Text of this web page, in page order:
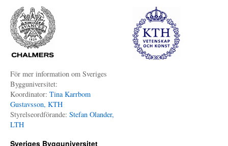
För mer information om Sveriges
Bygguniversitet:
Koordinator: Tina Karrbom
Gustavsson, KTH
Styrelseordförande: Stefan Olander,
LTH
Sveriges Bygguniversitet